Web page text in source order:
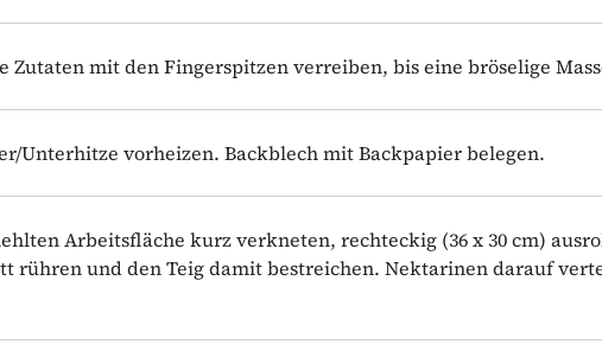
Zutaten mit den Fingerspitzen verreiben, bis eine bröselige
Unterhitze vorheizen. Backblech mit Backpapier belegen.
Arbeitsfläche kurz verkneten, rechteckig (36 x 30 cm)
rühren und den Teig damit bestreichen. Nektarinen darauf